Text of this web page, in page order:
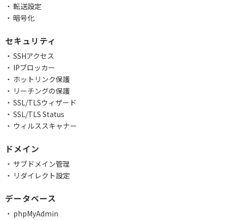
転送設定
暗号化
セキュリティ
SSHアクセス
IPブロッカー
ホットリンク保護
リーチングの保護
SSL/TLSウィザード
SSL/TLS Status
ウィルススキャナー
ドメイン
サブドメイン管理
リダイレクト設定
データベース
phpMyAdmin